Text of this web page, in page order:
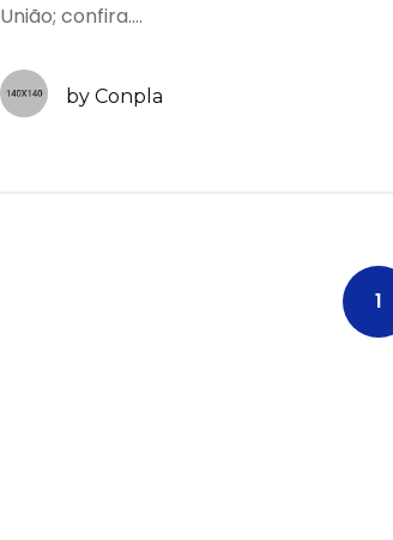
União; confira....
by Conpla
1